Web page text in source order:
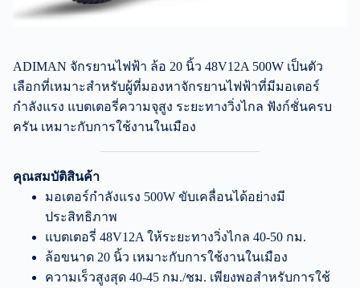
ADIMAN จักรยานไฟฟ้า ล้อ 20 นิ้ว 48V12A 500W เป็นตัว
เลือกที่เหมาะสำหรับผู้ที่มองหาจักรยานไฟฟ้าที่มีมอเตอร์
กำลังแรง แบตเตอรี่ความจุสูง ระยะทางวิ่งไกล ฟังก์ชั่นครบ
ครัน เหมาะกับการใช้งานในเมือง
คุณสมบัติสินค้า
มอเตอร์กำลังแรง 500W ขับเคลื่อนได้อย่างมี
ประสิทธิภาพ
แบตเตอรี่ 48V12A ให้ระยะทางวิ่งไกล 40-50 กม.
ล้อขนาด 20 นิ้ว เหมาะกับการใช้งานในเมือง
ความเร็วสูงสุด 40-45 กม./ชม. เพียงพอสำหรับการใช้